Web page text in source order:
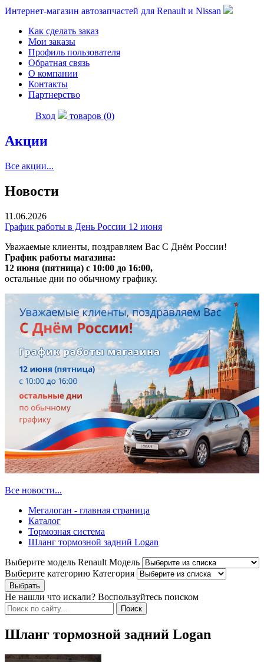
Интернет-магазин автозапчастей для Renault и Nissan
Как сделать заказ
Мои заказы
Профиль пользователя
Обратная связь
О компании
Контакты
Партнерство
Вход товаров (0)
Акции
Все акции...
Новости
11.06.2026
График работы в День России 12 июня
Уважаемые клиенты, поздравляем Вас С Днём России!
График работы магазина:
12 июня (пятница) с 10:00 до 16:00,
остальные дни по обычному графику.
Все новости...
Мегалоган - главная страница
Каталог
Тормозная система
Шланг тормозной задний Logan
Выберите модель Renault Модель
Выберите категорию Категория
Не нашли что искали? Воспользуйтесь поиском
Шланг тормозной задний Logan